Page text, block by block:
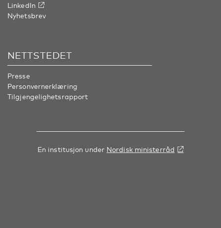
LinkedIn
Nyhetsbrev
NETTSTEDET
Presse
Personvernerklæring
Tilgjengelighetsrapport
En institusjon under Nordisk ministerråd